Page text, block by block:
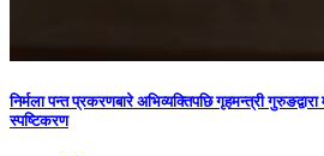
निर्मला पन्त प्रकरणबारे अभिव्यक्तिपछि गृहमन्त्री
स्पष्टिकरण